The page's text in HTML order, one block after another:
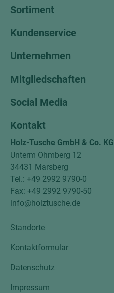
Sortiment
Kundenservice
Unternehmen
Mitgliedschaften
Social Media
Kontakt
Holz-Tusche GmbH & Co. KG
Unterm Ohmberg 12
34431 Marsberg
Tel.: +49 2992 9790-0
Fax: +49 2992 9790-50
info@holztusche.de
Standorte
Kontaktformular
Datenschutz
Impressum